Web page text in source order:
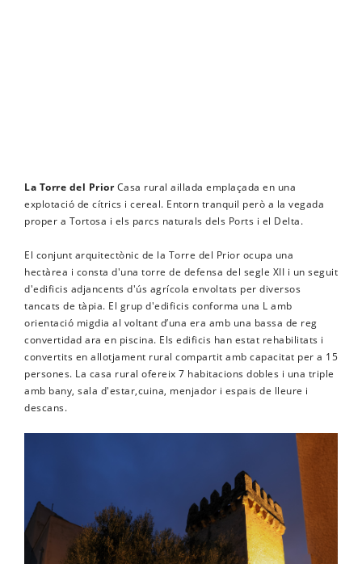
La Torre del PriorCasa rural aillada emplaçada en una
explotació de cítrics i cereal. Entorn tranquil però a la vegada
proper a Tortosa i els parcs naturals dels Ports i el Delta.
El conjunt arquitectònic de la Torre del Prior ocupa una
hectàrea i consta d'una torre de defensa del segle XII i un seguit
d'edificis adjancents d'ús agrícola envoltats per diversos
tancats de tàpia. El grup d'edificis conforma una L amb
orientació migdia al voltant d’una era amb una bassa de reg
convertidad ara en piscina. Els edificis han estat rehabilitats i
convertits en allotjament rural compartit amb capacitat per a 15
persones. La casa rural ofereix 7 habitacions dobles i una triple
amb bany, sala d'estar,cuina, menjador i espais de lleure i
descans.